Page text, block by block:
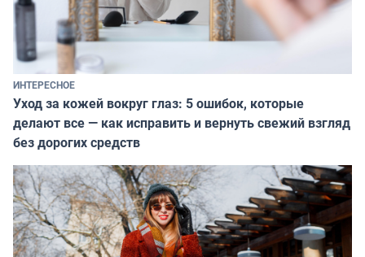
ИНТЕРЕСНОЕ
Уход за кожей вокруг глаз: 5 ошибок, которые
делают все — как исправить и вернуть свежий взгляд
без дорогих средств